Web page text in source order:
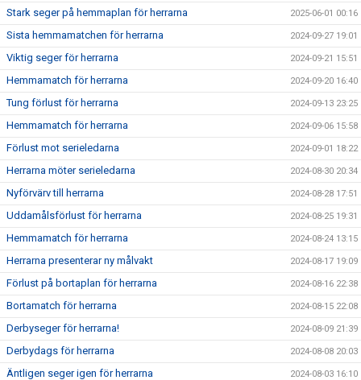
Stark seger på hemmaplan för herrarna 2025-06-01 00:16
Sista hemmamatchen för herrarna 2024-09-27 19:01
Viktig seger för herrarna 2024-09-21 15:51
Hemmamatch för herrarna 2024-09-20 16:40
Tung förlust för herrarna 2024-09-13 23:25
Hemmamatch för herrarna 2024-09-06 15:58
Förlust mot serieledarna 2024-09-01 18:22
Herrarna möter serieledarna 2024-08-30 20:34
Nyförvärv till herrarna 2024-08-28 17:51
Uddamålsförlust för herrarna 2024-08-25 19:31
Hemmamatch för herrarna 2024-08-24 13:15
Herrarna presenterar ny målvakt 2024-08-17 19:09
Förlust på bortaplan för herrarna 2024-08-16 22:38
Bortamatch för herrarna 2024-08-15 22:08
Derbyseger för herrarna! 2024-08-09 21:39
Derbydags för herrarna 2024-08-08 20:03
Äntligen seger igen för herrarna 2024-08-03 16:10